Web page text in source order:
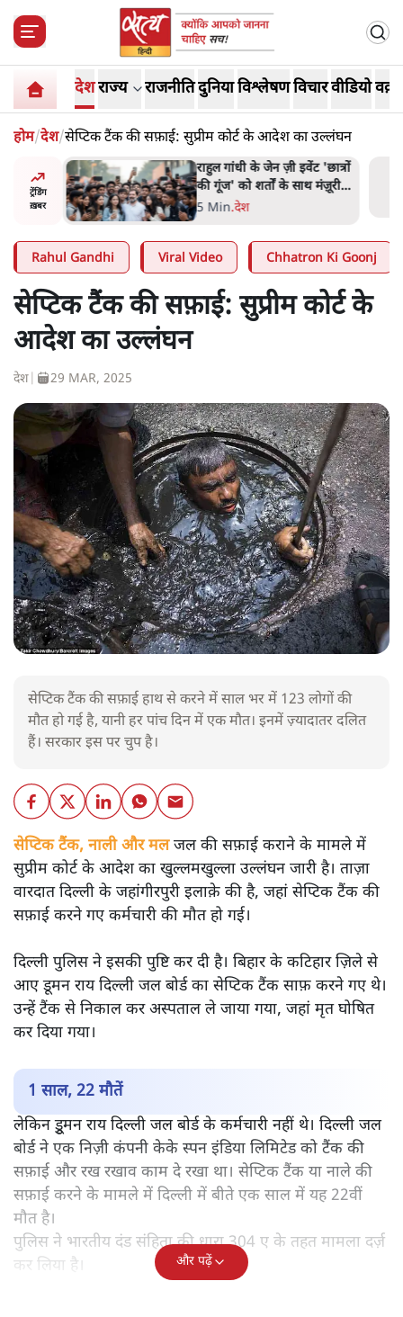
देशराज्य राजनीतिदुनियाविश्लेषणविचारवीडियो
होम/देश/सेप्टिक टैंक की सफ़ाई: सुप्रीम कोर्ट के आदेश का उल्लंघन
ट्रेंडिंग
ख़बर
राहुल गांधी के जेन ज़ी इवेंट 'छात्रों
की गूंज' को शर्तों के साथ मंज़ूरी
देना पड़ा
5 Min.देश
Rahul Gandhi Viral Video Chhatron Ki Goonj
सेप्टिक टैंक की सफ़ाई: सुप्रीम कोर्ट के
आदेश का उल्लंघन
देश 29 MAR, 2025
सेप्टिक टैंक की सफ़ाई हाथ से करने में साल भर में 123 लोगों की
मौत हो गई है, यानी हर पांच दिन में एक मौत। इनमें ज़्यादातर दलित
हैं। सरकार इस पर चुप है।
सेप्टिक टैंक, नाली और मलजल की सफ़ाई कराने के मामले में
सुप्रीम कोर्ट के आदेश का खुल्लमखुल्ला उल्लंघन जारी है। ताज़ा
वारदात दिल्ली के जहांगीरपुरी इलाक़े की है, जहां सेप्टिक टैंक की
सफ़ाई करने गए कर्मचारी की मौत हो गई।
दिल्ली पुलिस ने इसकी पुष्टि कर दी है। बिहार के कटिहार ज़िले से
आए डूमन राय दिल्ली जल बोर्ड का सेप्टिक टैंक साफ़ करने गए थे।
उन्हें टैंक से निकाल कर अस्पताल ले जाया गया, जहां मृत घोषित
कर दिया गया।
1 साल, 22 मौतें
लेकिन डुूमन राय दिल्ली जल बोर्ड के कर्मचारी नहीं थे। दिल्ली जल
बोर्ड ने एक निज़ी कंपनी केके स्पन इंडिया लिमिटेड को टैंक की
सफ़ाई और रख रखाव काम दे रखा था। सेप्टिक टैंक या नाले की
सफ़ाई करने के मामले में दिल्ली में बीते एक साल में यह 22वीं
मौत है।
पुलिस ने भारतीय दंड संहिता की धारा 304 ए के तहत मामला दर्ज़
कर लिया है।
और पढ़ें